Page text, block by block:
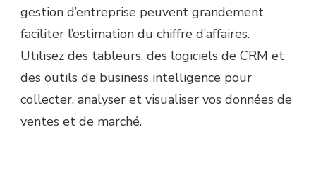
gestion d’entreprise peuvent grandement
faciliter l’estimation du chiffre d’affaires.
Utilisez des tableurs, des logiciels de CRM et
des outils de business intelligence pour
collecter, analyser et visualiser vos données de
ventes et de marché.